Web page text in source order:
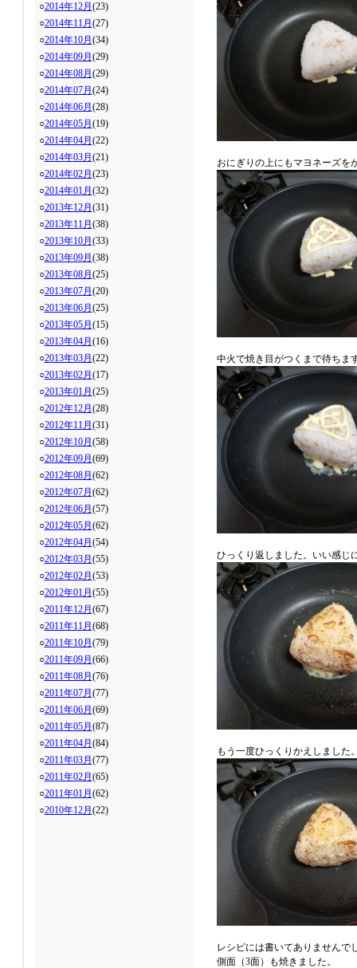
○2014年12月 (23)
○2014年11月 (27)
○2014年10月 (34)
○2014年09月 (29)
○2014年08月 (29)
○2014年07月 (24)
○2014年06月 (28)
○2014年05月 (19)
○2014年04月 (22)
○2014年03月 (21)
○2014年02月 (23)
○2014年01月 (32)
○2013年12月 (31)
○2013年11月 (38)
○2013年10月 (33)
○2013年09月 (38)
○2013年08月 (25)
○2013年07月 (20)
○2013年06月 (25)
○2013年05月 (15)
○2013年04月 (16)
○2013年03月 (22)
○2013年02月 (17)
○2013年01月 (25)
○2012年12月 (28)
○2012年11月 (31)
○2012年10月 (58)
○2012年09月 (69)
○2012年08月 (62)
○2012年07月 (62)
○2012年06月 (57)
○2012年05月 (62)
○2012年04月 (54)
○2012年03月 (55)
○2012年02月 (53)
○2012年01月 (55)
○2011年12月 (67)
○2011年11月 (68)
○2011年10月 (79)
○2011年09月 (66)
○2011年08月 (76)
○2011年07月 (77)
○2011年06月 (69)
○2011年05月 (87)
○2011年04月 (84)
○2011年03月 (77)
○2011年02月 (65)
○2011年01月 (62)
○2010年12月 (22)
おにぎりの上にもマヨネーズを
中火で焼き目がつくまで待ちま
ひっくり返しました。いい感じ
もう一度ひっくりかえしました
レシピには書いてありませんで
側面（3面）も焼きました。